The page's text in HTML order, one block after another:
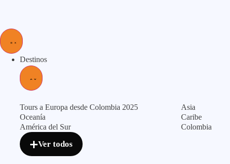
Destinos
Tours a Europa desde Colombia 2025 Asia
Oceanía
Caribe
América del Sur
Colombia
Ver todos